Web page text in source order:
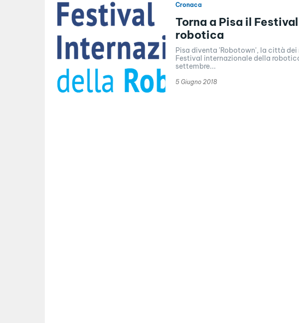
Cronaca
Torna a Pisa il
robotica
Pisa diventa 'Robotown', la città
Festival internazionale della
settembre...
5 Giugno 2018